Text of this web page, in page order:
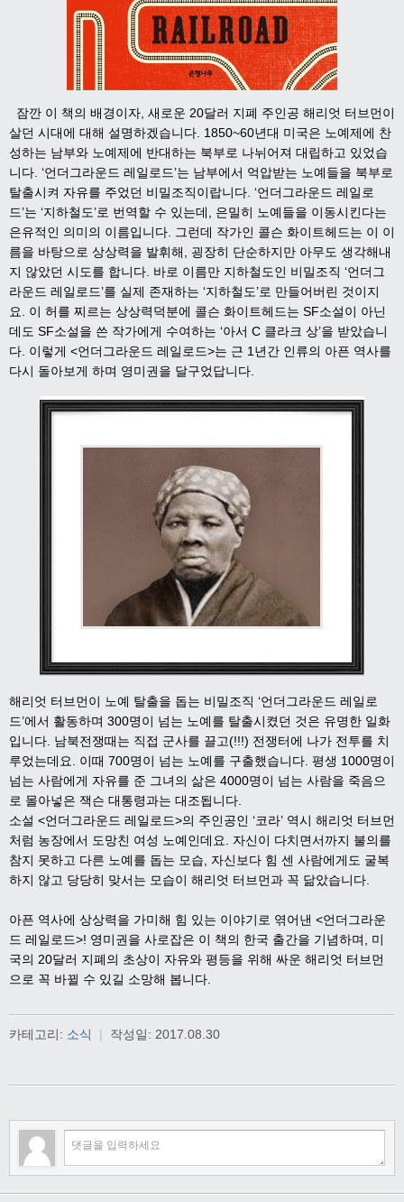
잠깐 이 책의 배경이자, 새로운 20달러 지폐 주인공 해리엇 터브먼이
살던 시대에 대해 설명하겠습니다. 1850~60년대 미국은 노예제에 찬
성하는 남부와 노예제에 반대하는 북부로 나뉘어져 대립하고 있었습
니다. ‘언더그라운드 레일로드’는 남부에서 억압받는 노예들을 북부로
탈출시켜 자유를 주었던 비밀조직이랍니다. ‘언더그라운드 레일로
드’는 ‘지하철도’로 번역할 수 있는데, 은밀히 노예들을 이동시킨다는
은유적인 의미의 이름입니다. 그런데 작가인 콜슨 화이트헤드는 이 이
름을 바탕으로 상상력을 발휘해, 굉장히 단순하지만 아무도 생각해내
지 않았던 시도를 합니다. 바로 이름만 지하철도인 비밀조직 ‘언더그
라운드 레일로드’를 실제 존재하는 ‘지하철도’로 만들어버린 것이지
요. 이 허를 찌르는 상상력덕분에 콜슨 화이트헤드는 SF소설이 아닌
데도 SF소설을 쓴 작가에게 수여하는 ‘아서 C 클라크 상’을 받았습니
다. 이렇게 <언더그라운드 레일로드>는 근 1년간 인류의 아픈 역사를
다시 돌아보게 하며 영미권을 달구었답니다.
해리엇 터브먼이 노예 탈출을 돕는 비밀조직 ‘언더그라운드 레일로
드’에서 활동하며 300명이 넘는 노예를 탈출시켰던 것은 유명한 일화
입니다. 남북전쟁때는 직접 군사를 끌고(!!!) 전쟁터에 나가 전투를 치
루었는데요. 이때 700명이 넘는 노예를 구출했습니다. 평생 1000명이
넘는 사람에게 자유를 준 그녀의 삶은 4000명이 넘는 사람을 죽음으
로 몰아넣은 잭슨 대통령과는 대조됩니다.
소설 <언더그라운드 레일로드>의 주인공인 ‘코라’ 역시 해리엇 터브먼
처럼 농장에서 도망친 여성 노예인데요. 자신이 다치면서까지 불의를
참지 못하고 다른 노예를 돕는 모습, 자신보다 힘 센 사람에게도 굴복
하지 않고 당당히 맞서는 모습이 해리엇 터브먼과 꼭 닮았습니다.
아픈 역사에 상상력을 가미해 힘 있는 이야기로 엮어낸 <언더그라운
드 레일로드>! 영미권을 사로잡은 이 책의 한국 출간을 기념하며, 미
국의 20달러 지폐의 초상이 자유와 평등을 위해 싸운 해리엇 터브먼
으로 꼭 바뀔 수 있길 소망해 봅니다.
카테고리: 소식 | 작성일: 2017.08.30